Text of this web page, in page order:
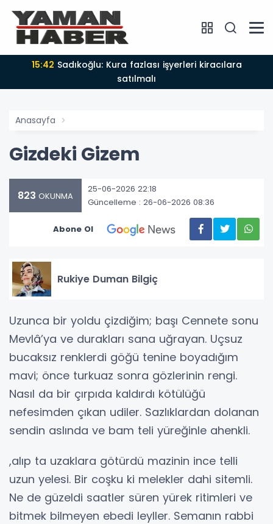
15:42
satılmalı
Anasayfa
Gizdeki Gizem
823 OKUNMA
25-06-2026 22:18
Güncelleme : 26-06-2026 08:36
Abone Ol
Rukiye Duman Bilgiç
Uzunca bir yoldu çizdiğim; başı Cennete sonu
Mevlâ’ya ve durakları sana uğrayan. Uçsuz
bucaksız renklerdi göğü tenine boyadığım
mavi; önce turkuaz sonra gözlerinin rengi.
Nasıl da bir çırpıda kaldırdı kötülüğü
nefesimden çıkan udiler. Sazlıklardan dolanan
sendin aslında ve bam teli yüreğinle ahenkli.
,alıp ta uzaklara götürdü mazinin ince telli
uzun yelesi. Bir coşku ki melekler dahi sitemli.
Ne de güzeldi saatler süren yürek ritimleri ve
bitmek bilmeyen ebedi leyller. Semanın rabbi